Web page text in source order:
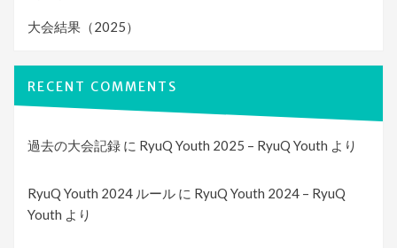
大会結果（2025）
RECENT COMMENTS
過去の大会記録 に RyuQ Youth 2025 – RyuQ Youth より
RyuQ Youth 2024 ルール に RyuQ Youth 2024 – RyuQ
Youth より